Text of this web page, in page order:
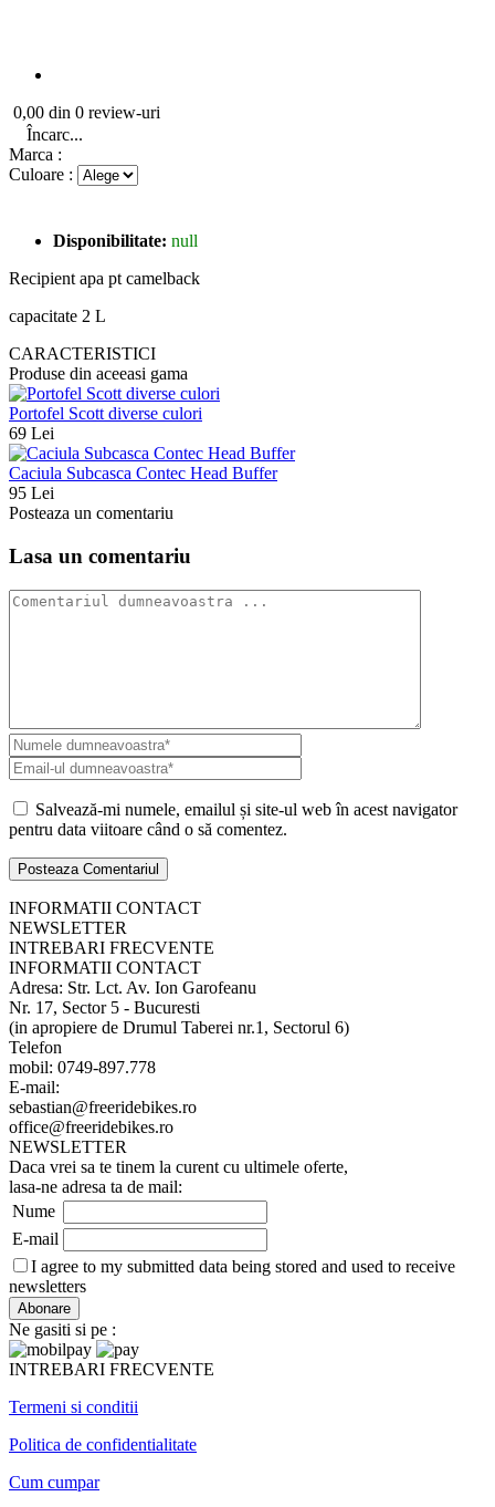
0,00 din 0 review-uri
Încarc...
Marca :
Culoare :
Disponibilitate: null
Recipient apa pt camelback
capacitate 2 L
CARACTERISTICI
Produse din aceeasi gama
Portofel Scott diverse culori
69 Lei
Caciula Subcasca Contec Head Buffer
95 Lei
Posteaza un comentariu
Lasa un comentariu
Salvează-mi numele, emailul și site-ul web în acest navigator
pentru data viitoare când o să comentez.
INFORMATII CONTACT
NEWSLETTER
INTREBARI FRECVENTE
INFORMATII CONTACT
Adresa: Str. Lct. Av. Ion Garofeanu
Nr. 17, Sector 5 - Bucuresti
(in apropiere de Drumul Taberei nr.1, Sectorul 6)
Telefon
mobil: 0749-897.778
E-mail:
sebastian@freeridebikes.ro
office@freeridebikes.ro
NEWSLETTER
Daca vrei sa te tinem la curent cu ultimele oferte,
lasa-ne adresa ta de mail:
Nume
E-mail
I agree to my submitted data being stored and used to receive
newsletters
Ne gasiti si pe :
INTREBARI FRECVENTE
Termeni si conditii
Politica de confidentialitate
Cum cumpar